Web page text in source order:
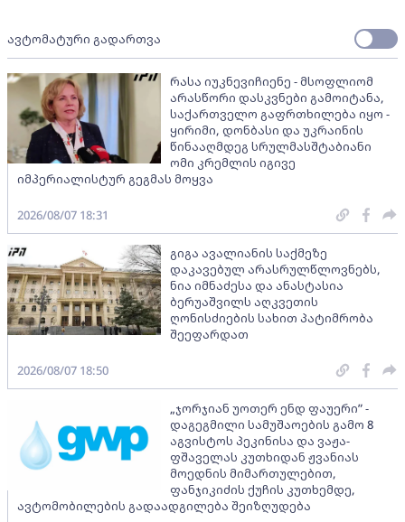
ავტომატური გადართვა
რასა იუკნევიჩიენე - მსოფლიომ
არასწორი დასკვნები გამოიტანა,
საქართველო გაფრთხილება იყო -
ყირიმი, დონბასი და უკრაინის
წინააღმდეგ სრულმასშტაბიანი
ომი კრემლის იგივე
იმპერიალისტურ გეგმას მოყვა
2026/08/07 18:31
გიგა ავალიანის საქმეზე
დაკავებულ არასრულწლოვნებს,
ნია იმნაძესა და ანასტასია
ბერუაშვილს აღკვეთის
ღონისძიების სახით პატიმრობა
შეეფარდათ
2026/08/07 18:50
„ჯორჯიან უოთერ ენდ ფაუერი” -
დაგეგმილი სამუშაოების გამო 8
აგვისტოს პეკინისა და ვაჟა-
ფშაველას კუთხიდან ჟვანიას
მოედნის მიმართულებით,
ფანჯიკიძის ქუჩის კუთხემდე,
ავტომობილების გადაადგილება შეიზღუდება